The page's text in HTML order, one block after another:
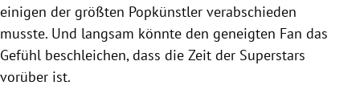
einigen der größten Popkünstler verabschieden
musste. Und langsam könnte den geneigten Fan das
Gefühl beschleichen, dass die Zeit der Superstars
vorüber ist.